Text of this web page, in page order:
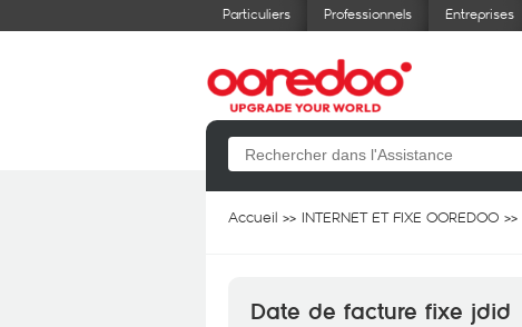
Particuliers Professionnels Entreprises
Accueil INTERNET ET FIXE OOREDOO
Date de facture fixe jdid